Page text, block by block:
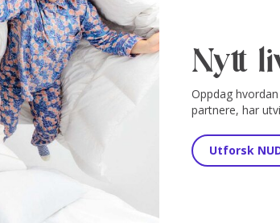
Nytt
Oppdag
partnere, har
Utforsk